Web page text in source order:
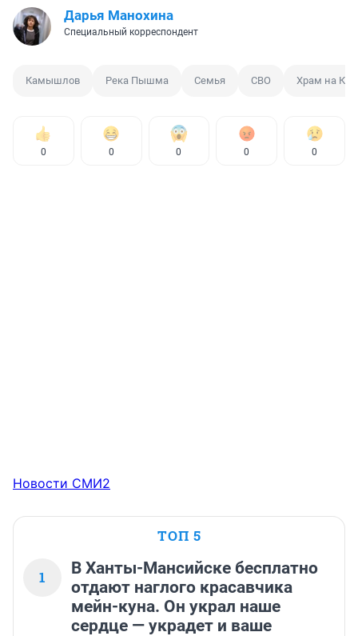
Дарья Манохина
Специальный корреспондент
Камышлов Река Пышма Семья СВО Храм на
0 0 0 0 0
Новости СМИ2
ТОП 5
1
В Ханты-Мансийске бесплатно
отдают наглого красавчика
мейн-куна. Он украл наше
сердце — украдет и ваше